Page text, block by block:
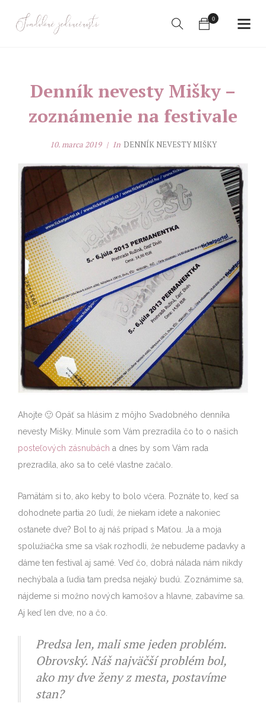
0
Denník nevesty Mišky –
zoznámenie na festivale
10. marca 2019 In DENNÍK NEVESTY MIŠKY
Ahojte 🙂 Opäť sa hlásim z môjho Svadobného denníka
nevesty Mišky. Minule som Vám prezradila čo to o našich
posteľových zásnubách a dnes by som Vám rada
prezradila, ako sa to celé vlastne začalo.
Pamätám si to, ako keby to bolo včera. Poznáte to, keď sa
dohodnete partia 20 ľudí, že niekam idete a nakoniec
ostanete dve? Bol to aj náš prípad s Maťou. Ja a moja
spolužiačka sme sa však rozhodli, že nebudeme padavky a
dáme ten festival aj samé. Veď čo, dobrá nálada nám nikdy
nechýbala a ľudia tam predsa nejaký budú. Zoznámime sa,
nájdeme si možno nových kamošov a hlavne, zabavíme sa.
Aj keď len dve, no a čo.
Predsa len, mali sme jeden problém.
Obrovský. Náš najväčší problém bol,
ako my dve ženy z mesta, postavíme
stan?